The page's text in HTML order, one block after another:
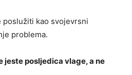
poslužiti kao svojevrsni
problema.
jeste posljedica vlage, a ne